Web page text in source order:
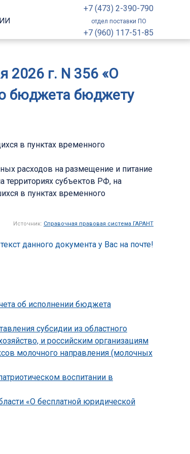
+7 (473) 2-390-790
отдел поставки ПО
+7 (960) 117-51-85
2026 г. N 356 «О
бюджета бюджету
в пунктах временного
расходов на размещение и питание
субъектов РФ, на
в пунктах временного
Источник: Справочная правовая система ГАРАНТ
об исполнении бюджета
субсидии из областного
и российским организациям
молочного направления (молочных
воспитании в
«О бесплатной юридической